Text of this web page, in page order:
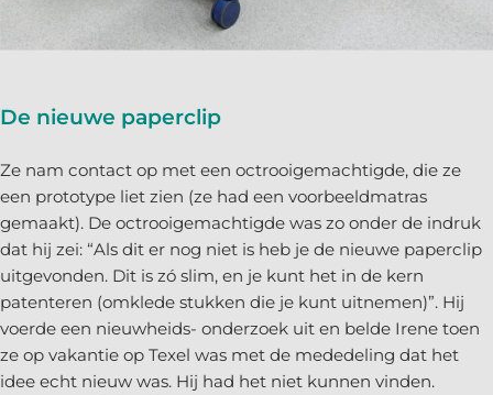
De nieuwe paperclip
Ze nam contact op met een octrooigemachtigde, die ze
een prototype liet zien (ze had een voorbeeldmatras
gemaakt). De octrooigemachtigde was zo onder de indruk
dat hij zei: “Als dit er nog niet is heb je de nieuwe paperclip
uitgevonden. Dit is zó slim, en je kunt het in de kern
patenteren (omklede stukken die je kunt uitnemen)”. Hij
voerde een nieuwheids- onderzoek uit en belde Irene toen
ze op vakantie op Texel was met de mededeling dat het
idee echt nieuw was. Hij had het niet kunnen vinden.